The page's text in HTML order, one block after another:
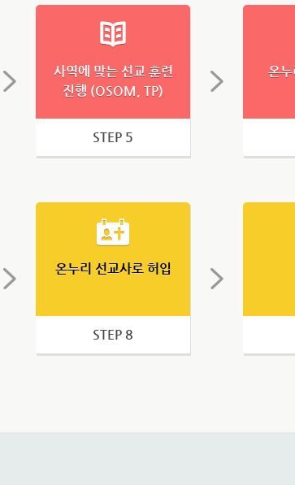
사역에 맞는 선교 훈련
진행 (OSOM, TP)
STEP 5
온
온누리 선교사로 허입
STEP 8